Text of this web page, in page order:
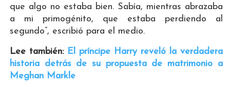
que algo no estaba bien. Sabía, mientras abrazaba
a mi primogénito, que estaba perdiendo al
segundo”, escribió para el medio.
Lee también: El príncipe Harry reveló la verdadera
historia detrás de su propuesta de matrimonio a
Meghan Markle